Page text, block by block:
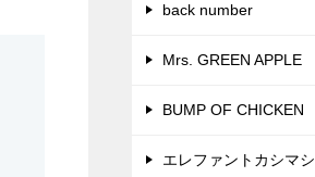
back number
Mrs. GREEN APPLE
BUMP OF CHICKEN
エレファントカシマシ